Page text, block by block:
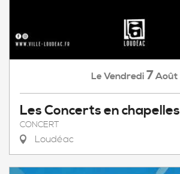
Le Vendredi 7Août
Les Concerts en chapelles
CONCERT
Loudéac